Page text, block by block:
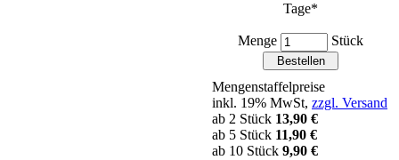
Tage*
Menge Stück
Mengenstaffelpreise
inkl. 19% MwSt, zzgl. Versand
ab 2 Stück 13,90 €
ab 5 Stück 11,90 €
ab 10 Stück 9,90 €